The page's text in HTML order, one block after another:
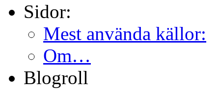
Sidor:
Mest använda källor:
Om…
Blogroll